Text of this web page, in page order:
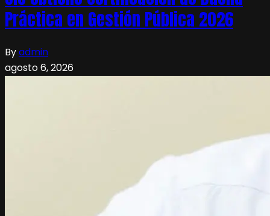
Práctica en Gestión Pública 2026
Byadmin
agosto 6, 2026